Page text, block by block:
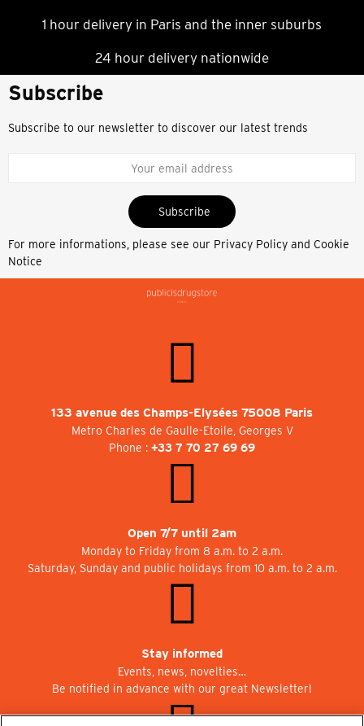
1 hour delivery in Paris and the inner suburbs
24 hour delivery nationwide
Subscribe
Subscribe to our newsletter to discover our latest trends
Subscribe
For more informations, please see our Privacy Policy and Cookie
Notice
133 avenue des Champs-Elysées 75008 Paris
Metro Charles de Gaulle-Etoile, Georges V
Phone : +33 7 70 27 69 69
Open 7/7 until 2am
Monday to Friday from 8 a.m. to 2 a.m.
Saturday, Sunday and public holidays from 10 a.m. to 2 a.m.
Stay informed
Events, news, novelties…
Be notified in advance with our great Newsletter!